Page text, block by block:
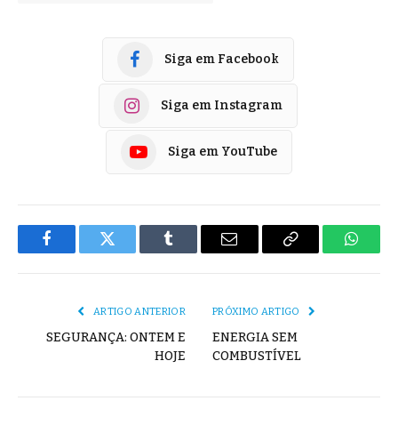
Siga em Facebook
Siga em Instagram
Siga em YouTube
FacebookTwitter Tumblr
E-
Copiar
ARTIGO ANTERIOR
SEGURANÇA: ONTEM E
HOJE
PRÓXIMO ARTIGO
ENERGIA SEM
COMBUSTÍVEL